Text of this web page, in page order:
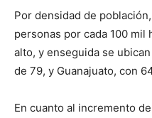
Por densidad de
personas por cada 100 mil
alto, y enseguida se
de 79, y Guanajuato, con
En cuanto al incremento